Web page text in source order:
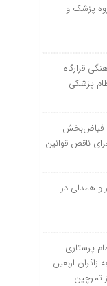
پزشک و
قرارگاه
پزشکی
فیاض‌بخش
ناقص قوانین
و همدلی در
پرستاری
زائران اربعین
تمرچین